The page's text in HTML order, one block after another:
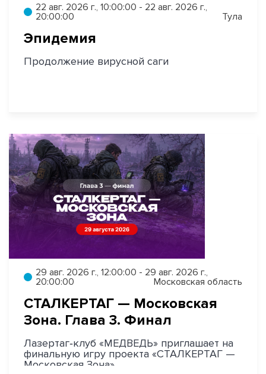
22 авг. 2026 г., 10:00:00 - 22 авг. 2026 г.,
20:00:00
Тула
Эпидемия
Продолжение вирусной саги
29 авг. 2026 г., 12:00:00 - 29 авг. 2026 г.,
20:00:00
Московская область
СТАЛКЕРТАГ — Московская
Зона. Глава 3. Финал
Лазертаг‑клуб «МЕДВЕДЬ» приглашает на
финальную игру проекта «СТАЛКЕРТАГ —
Московская Зона».